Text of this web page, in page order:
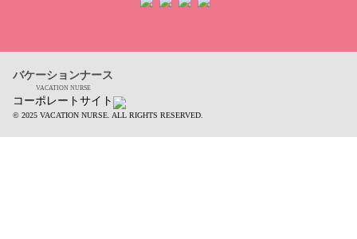
バケーションナース
VACATION NURSE
コーポレートサイト
© 2025 VACATION NURSE. ALL RIGHTS RESERVED.